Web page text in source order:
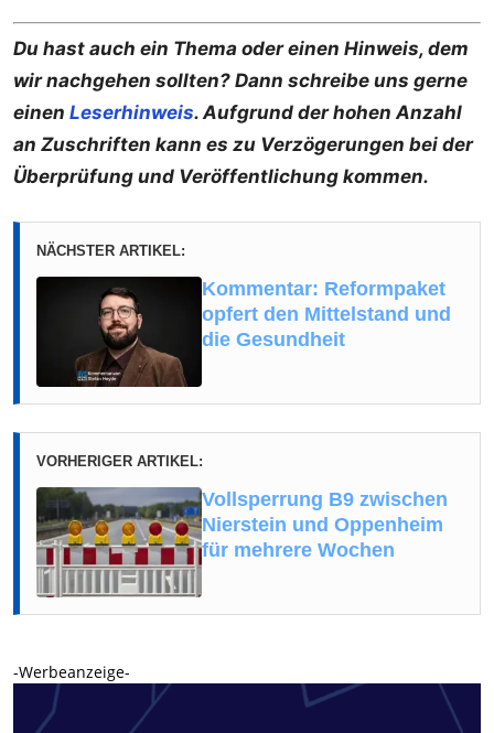
Du hast auch ein Thema oder einen Hinweis, dem
wir nachgehen sollten? Dann schreibe uns gerne
einen Leserhinweis. Aufgrund der hohen Anzahl
an Zuschriften kann es zu Verzögerungen bei der
Überprüfung und Veröffentlichung kommen.
NÄCHSTER ARTIKEL:
Kommentar: Reformpaket
opfert den Mittelstand und
die Gesundheit
VORHERIGER ARTIKEL:
Vollsperrung B9 zwischen
Nierstein und Oppenheim
für mehrere Wochen
-Werbeanzeige-